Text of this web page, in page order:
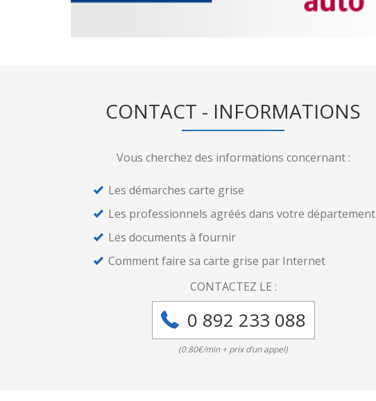
CONTACT - INFORMATIONS
Vous cherchez des informations concernant :
Les démarches carte grise
Les professionnels agréés dans votre département
Les documents à fournir
Comment faire sa carte grise par Internet
CONTACTEZ LE :
0 892 233 088
(0.80€/min + prix d’un appel)